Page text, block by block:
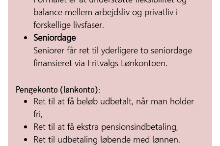
balance mellem arbejdsliv og privatliv i
forskellige livsfaser.
Seniordage
Seniorer får ret til yderligere to seniordage
finansieret via Fritvalgs Lønkontoen.
Pengekonto (lønkonto):
Ret til at få beløb udbetalt, når man holder
fri,
Ret til at få ekstra pensionsindbetaling,
Ret til udbetaling løbende med lønnen.